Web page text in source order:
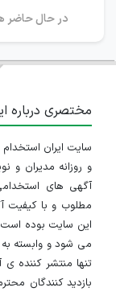
در حال حاضر
مختصری درباره
و روزانه مدیران
آگهی های
مطلوب و با کیفیت
این سایت بوده
می شود و وابسته
تنها منتشر کننده
بازدید کنندگان